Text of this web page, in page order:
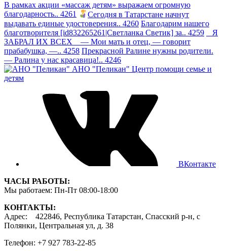
В рамках акции «массаж детям» выражаем огромную
благодарность.. 4261
Сегодня в Татарстане начнут
выдавать единые удостоверения.. 4260 Благодарим нашего
благотворителя [id832265261|Светланка Светик] за.. 4259
Я
ЗАБРАЛ ИХ ВСЕХ — Мои мать и отец, — говорит
прабабушка, —.. 4258 Прекрасной Ралине нужны родители.
— Ралина у нас красавица!.. 4246
АНО "Пеликан" Центр помощи семье и
детям
ВКонтакте
ЧАСЫ РАБОТЫ:
Мы работаем: Пн-Пт 08:00-18:00
КОНТАКТЫ:
Адрес: 422846, Республика Татарстан, Спасский р-н, с
Полянки, Центральная ул, д. 38
Телефон: +7 927 783-22-85